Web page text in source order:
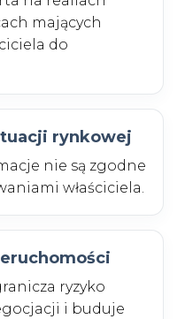
mających
do
rynkowej
nie są zgodne
właściciela.
ryzyko
i buduje